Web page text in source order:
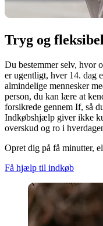
Tryg og
Du bestemmer selv, hvor
er ugentligt, hver 14. dag
almindelige mennesker
person, du kan lære at
forsikrede gennem If, så
Indkøbshjælp giver ikke
overskud og ro i
Opret dig på få minutter,
Få hjælp til indkøb